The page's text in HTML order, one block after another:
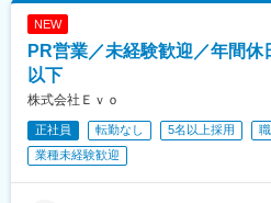
駅、土佐一宮駅、徳山駅、幡生
北千束駅、舎人公園駅、京成船
田井駅、大津駅、東貝塚駅、西
NEW
PR営業／未経験歓迎／年間休
以下
株式会社Ｅｖｏ
正社員 転勤なし 5名以上採用
業種未経験歓迎